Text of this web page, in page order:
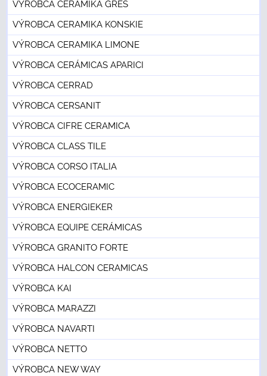
VÝROBCA CERAMIKA GRES
VÝROBCA CERAMIKA KONSKIE
VÝROBCA CERAMIKA LIMONE
VÝROBCA CERÁMICAS APARICI
VÝROBCA CERRAD
VÝROBCA CERSANIT
VÝROBCA CIFRE CERAMICA
VÝROBCA CLASS TILE
VÝROBCA CORSO ITALIA
VÝROBCA ECOCERAMIC
VÝROBCA ENERGIEKER
VÝROBCA EQUIPE CERÁMICAS
VÝROBCA GRANITO FORTE
VÝROBCA HALCON CERAMICAS
VÝROBCA KAI
VÝROBCA MARAZZI
VÝROBCA NAVARTI
VÝROBCA NETTO
VÝROBCA NEW WAY